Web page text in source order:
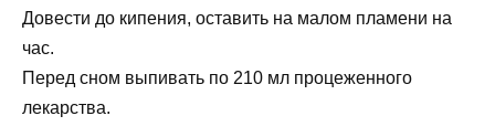
Довести до кипения, оставить на малом пламени на
час.
Перед сном выпивать по 210 мл процеженного
лекарства.